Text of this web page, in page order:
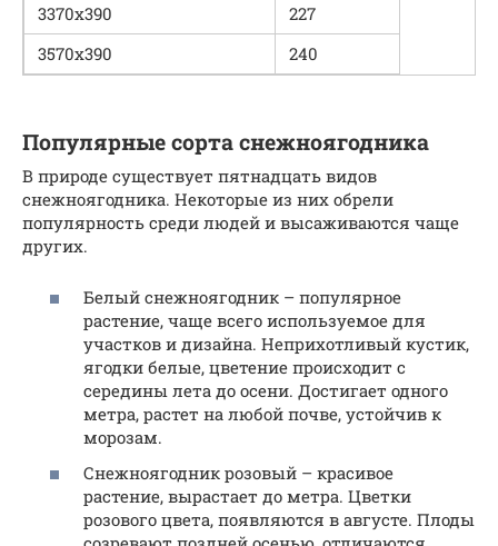
3370х390
227
3570х390
240
Популярные сорта снежноягодника
В природе существует пятнадцать видов
снежноягодника. Некоторые из них обрели
популярность среди людей и высаживаются чаще
других.
Белый снежноягодник – популярное
растение, чаще всего используемое для
участков и дизайна. Неприхотливый кустик,
ягодки белые, цветение происходит с
середины лета до осени. Достигает одного
метра, растет на любой почве, устойчив к
морозам.
Снежноягодник розовый – красивое
растение, вырастает до метра. Цветки
розового цвета, появляются в августе. Плоды